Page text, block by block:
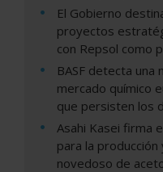
El Gobierno
proyectos
con Repsol como
BASF detecta
mercado químico
que persisten los
Asahi Kasei firma
para la
novedoso de